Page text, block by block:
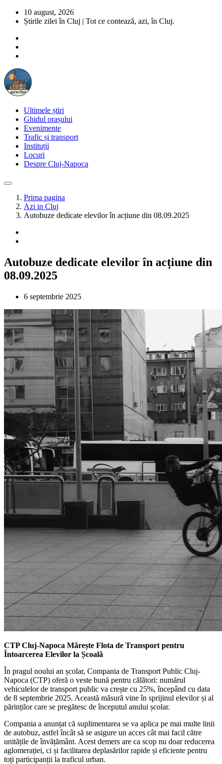
10 august, 2026
Știrile zilei în Cluj | Tot ce contează, azi, în Cluj.
Ultimele știri
Ghidul orașului
Evenimente
Trafic și transport
Instituții
Locuri
Despre Cluj-Napoca
Prima pagina
Azi in Cluj
Autobuze dedicate elevilor în acțiune din 08.09.2025
Autobuze dedicate elevilor în acțiune din
08.09.2025
6 septembrie 2025
CTP Cluj-Napoca Mărește Flota de Transport pentru
Întoarcerea Elevilor la Școală
În pragul noului an școlar, Compania de Transport Public Cluj-
Napoca (CTP) oferă o veste bună pentru călători: numărul
vehiculelor de transport public va crește cu 25%, începând cu data
de 8 septembrie 2025. Această măsură vine în sprijinul elevilor și al
părinților care se pregătesc de începutul anului școlar.
Compania a anunțat că suplimentarea se va aplica pe mai multe linii
de autobuz, astfel încât să se asigure un acces cât mai facil către
unitățile de învățământ. Acest demers are ca scop nu doar reducerea
aglomerației, ci și facilitarea deplasărilor rapide și eficiente pentru
toți participanții la traficul urban.